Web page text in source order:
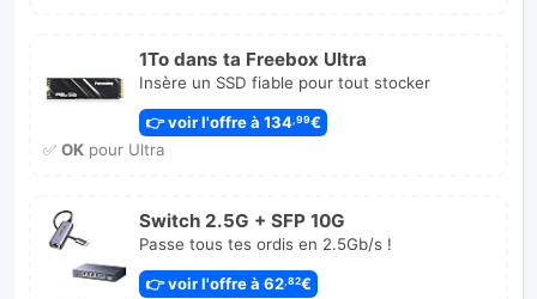
1To dans ta Freebox Ultra
Insère un SSD fiable pour tout stocker
👉 voir l'offre à 134 ,99€
✅ OKpour Ultra
Switch 2.5G + SFP 10G
Passe tous tes ordis en 2.5Gb/s !
👉 voir l'offre à 62,82€